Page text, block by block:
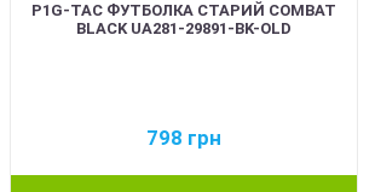
P1G-TAC ФУТБОЛКА СТАРИЙ COMBAT
BLACK UA281-29891-BK-OLD
798 грн